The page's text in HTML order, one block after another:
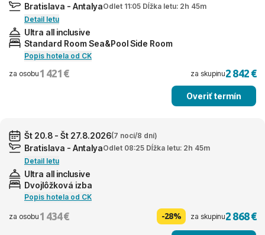
Bratislava - AntalyaOdlet 11:05 Dĺžka letu: 2h 45m
Detail letu
Ultra all inclusive
Standard Room Sea&Pool Side Room
Popis hotela od CK
za osobu 1 421 € za skupinu2 842 €
Overiť termín
Št 20.8 - Št 27.8.2026(7 nocí/8 dní)
Bratislava - AntalyaOdlet 08:25 Dĺžka letu: 2h 45m
Detail letu
Ultra all inclusive
Dvojlôžková izba
Popis hotela od CK
za osobu 1 434 € -28% za skupinu2 868 €